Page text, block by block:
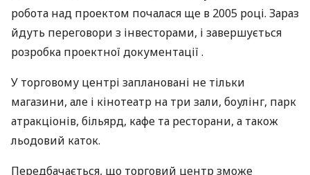
робота над проектом почалася ще в 2005 році. Зараз
йдуть переговори з інвесторами, і завершується
розробка проектної документації .
У торговому центрі заплановані не тільки
магазини, але і кінотеатр на три зали, боулінг, парк
атракціонів, більярд, кафе та ресторани, а також
льодовий каток.
Передбачається, що торговий центр зможе